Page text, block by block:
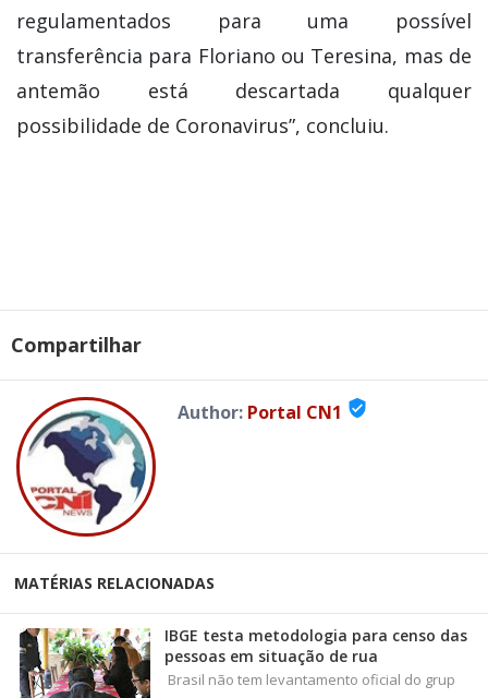
regulamentados para uma possível
transferência para Floriano ou Teresina, mas de
antemão está descartada qualquer
possibilidade de Coronavirus”, concluiu.
Compartilhar
Author: Portal CN1 verified_user
MATÉRIAS RELACIONADAS
IBGE testa metodologia para censo das
pessoas em situação de rua
Brasil não tem levantamento oficial do grup